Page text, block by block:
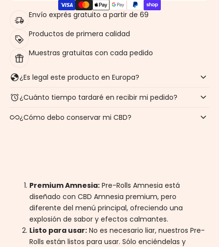
Envío exprés gratuito a partir de 69
Productos de primera calidad
Muestras gratuitas con cada pedido
¿Es legal este producto en Europa?
¿Cuánto tiempo tardaré en recibir mi pedido?
¿Cómo debo conservar mi CBD?
Premium Amnesia: Pre-Rolls Amnesia está
diseñado con CBD Amnesia premium, pero
diferente del menú principal, ofreciendo una
explosión de sabor y efectos calmantes.
Listo para usar: No es necesario liar, nuestros Pre-
Rolls están listos para usar. Sólo enciéndelas y